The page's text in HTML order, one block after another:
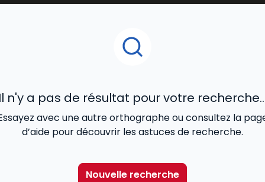
clés de la régulation sociale.
Il n'y a pas de résultat pour votre
avec une autre orthographe ou consultez la
d’aide pour découvrir les astuces de recherche.
Nouvelle recherche